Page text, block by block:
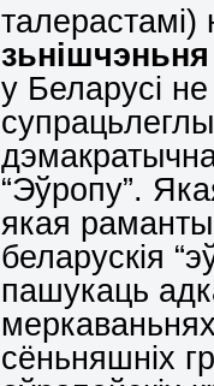
у Беларусі
“Эўропу”.
якая
беларускія
пашукаць
сёньняшніх